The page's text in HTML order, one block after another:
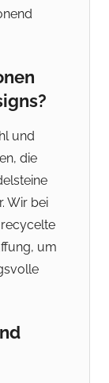
und
die
Wir bei
um